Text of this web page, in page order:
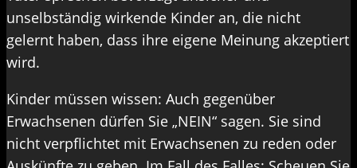
unselbständig wirkende Kinder an, die nicht
gelernt haben, dass ihre eigene Meinung akzeptiert
wird.
Kinder müssen wissen: Auch gegenüber
Erwachsenen dürfen Sie „NEIN“ sagen. Sie sind
nicht verpflichtet mit Erwachsenen zu reden oder